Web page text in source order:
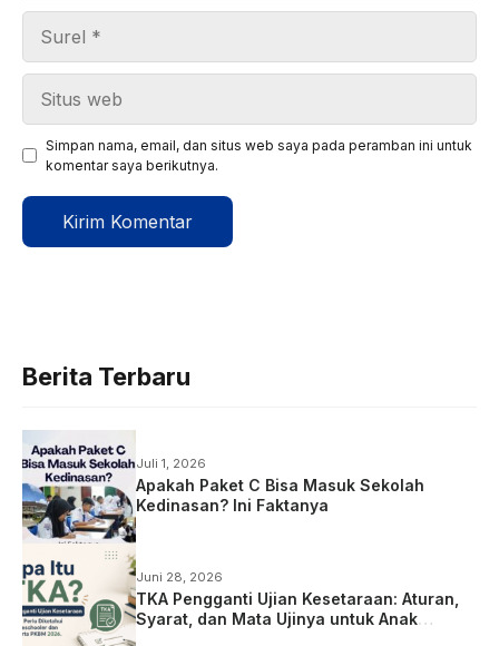
Simpan nama, email, dan situs web saya pada peramban ini untuk
komentar saya berikutnya.
Berita Terbaru
Juli 1, 2026
Apakah Paket C Bisa Masuk Sekolah
Kedinasan? Ini Faktanya
Juni 28, 2026
TKA Pengganti Ujian Kesetaraan: Aturan,
Syarat, dan Mata Ujinya untuk Anak